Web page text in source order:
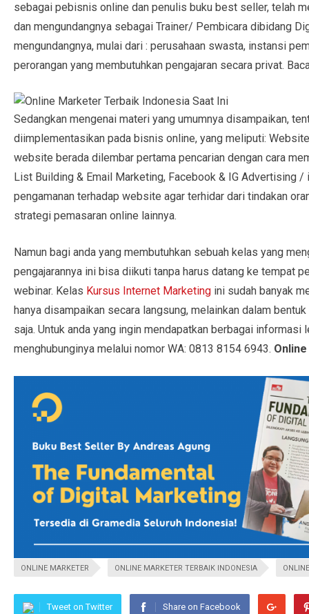
sebagai pebisnis online dan penulis buku best seller, telah
dan mengundangnya sebagai Trainer/ Pembicara dibidang
mengundangnya, mulai dari : perusahaan swasta, instansi
perorangan yang membutuhkan pengajaran secara privat.
Sedangkan mengenai materi yang umumnya disampaikan,
diimplementasikan pada bisnis online, yang meliputi:
website berada dilembar pertama pencarian dengan cara
List Building & Email Marketing, Facebook & IG Advertising
pengamanan terhadap website agar terhidar dari tindakan
strategi pemasaran online lainnya.
Namun bagi anda yang membutuhkan sebuah kelas yang
pengajarannya ini bisa diikuti tanpa harus datang ke tempat
webinar. Kelas Kursus Internet Marketing ini sudah banyak
hanya disampaikan secara langsung, melainkan dalam
saja. Untuk anda yang ingin mendapatkan berbagai
menghubunginya melalui nomor WA: 0813 8154 6943.
ONLINE MARKETER ONLINE MARKETER TERBAIK INDONESIA
Tweet on Twitter Share on Facebook